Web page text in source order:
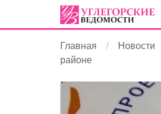
Главная Новости
районе